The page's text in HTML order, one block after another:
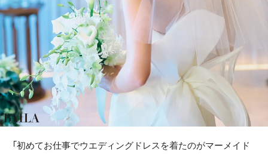
「初めてお仕事でウエディングドレスを着たのがマーメイド